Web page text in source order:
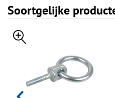
Soortgelijke